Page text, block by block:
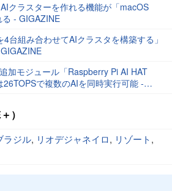
クラスターを作れる機能が「macOS
- GIGAZINE
4台組み合わせてAIクラスタを構築する」
加モジュール「Raspberry Pi AI HAT
26TOPSで複数のAIを同時実行可能 -
）
ラジル, リオデジャネイロ, リゾート,